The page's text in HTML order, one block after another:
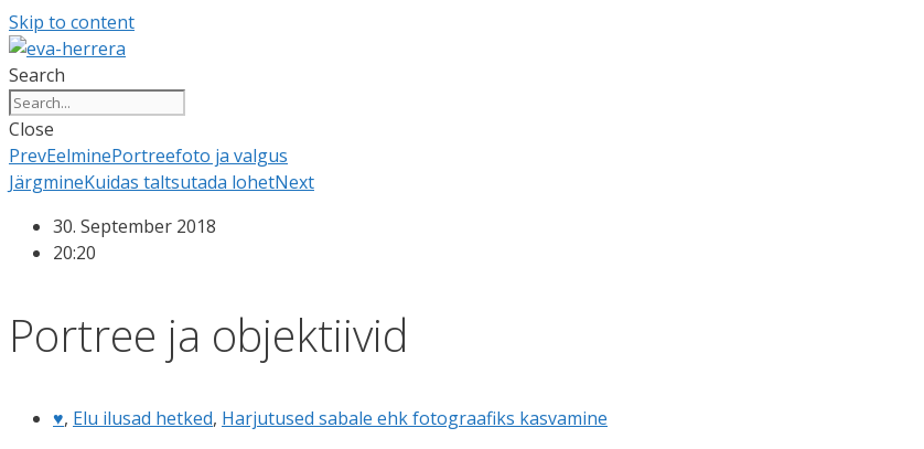
Skip to content
Search
Close
PrevEelminePortreefoto ja valgus
JärgmineKuidas taltsutada lohetNext
30. September 2018
20:20
Portree ja objektiivid
♥, Elu ilusad hetked, Harjutused sabale ehk fotograafiks kasvamine